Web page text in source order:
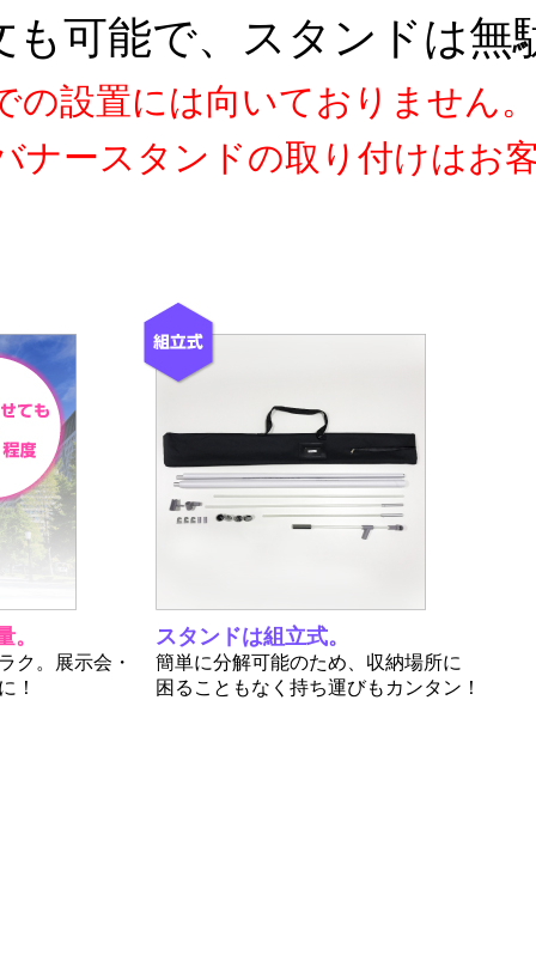
可能で、スタンドは無
設置には向いておりません。
ースタンドの取り付けはお
。
ク。展示会・
！
スタンドは組立式。
簡単に分解可能のため、収納場所に
困ることもなく持ち運びもカンタン！